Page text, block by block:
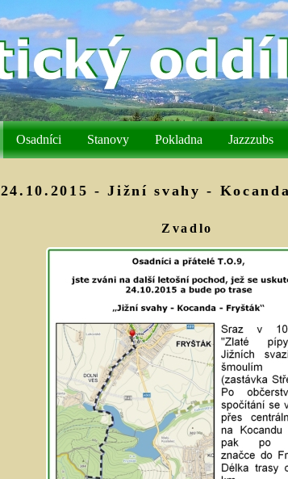
Osadníci Stanovy Pokladna Jazzzubs
24.10.2015 - Jižní svahy -
Zvadlo